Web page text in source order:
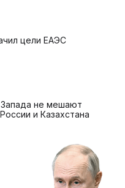
цели ЕАЭС
Запада не мешают
и Казахстана